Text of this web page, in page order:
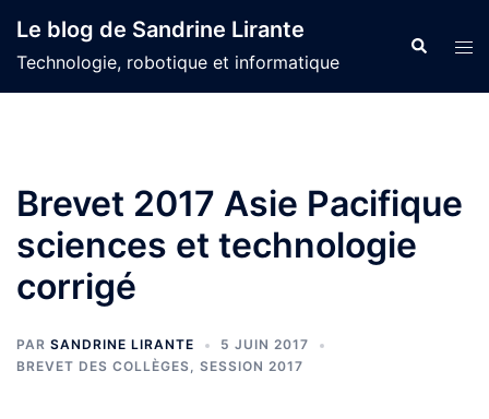
au
contenu
Le blog de Sandrine Lirante
Technologie, robotique et informatique
Brevet 2017 Asie Pacifique
sciences et technologie
corrigé
PAR SANDRINE LIRANTE
5 JUIN 2017
BREVET DES COLLÈGES, SESSION 2017